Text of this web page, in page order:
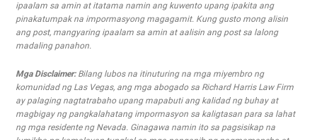
ipaalam sa amin at itatama namin ang kuwento upang ipakita ang
pinakatumpak na impormasyong magagamit. Kung gusto mong alisin
ang post, mangyaring ipaalam sa amin at aalisin ang post sa lalong
madaling panahon.
Mga Disclaimer:Bilang lubos na itinuturing na mga miyembro ng
komunidad ng Las Vegas, ang mga abogado sa Richard Harris Law Firm
ay palaging nagtatrabaho upang mapabuti ang kalidad ng buhay at
magbigay ng pangkalahatang impormasyon sa kaligtasan para sa lahat
ng mga residente ng Nevada. Ginagawa namin ito sa pagsisikap na